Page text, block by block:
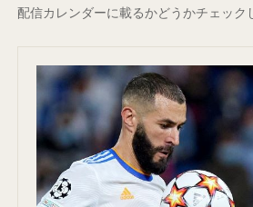
配信カレンダーに載るかどうかチェック